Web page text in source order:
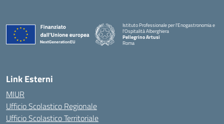
Istituto Professionale per l'Enogastronomia e
l'Ospitalità Alberghiera
Pellegrino Artusi
Roma
Link Esterni
MIUR
Ufficio Scolastico Regionale
Ufficio Scolastico Territoriale